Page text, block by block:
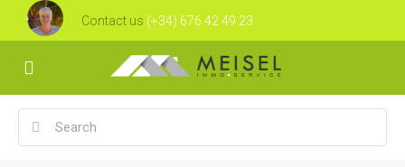
Contact us (+34) 676 42 49 23